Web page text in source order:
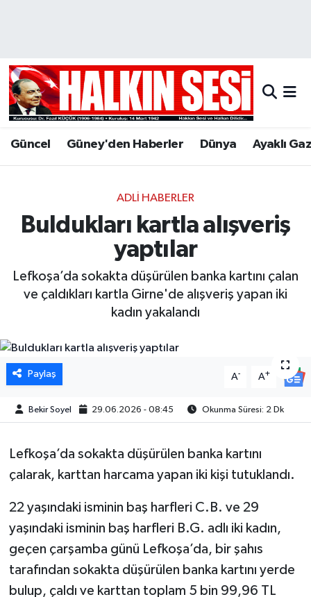
Güncel Güney'den Haberler Dünya Ayaklı
ADLI HABERLER
Buldukları kartla alışveriş
yaptılar
Lefkoşa’da sokakta düşürülen banka kartını çalan
ve çaldıkları kartla Girne'de alışveriş yapan iki
kadın yakalandı
Paylaş A- A+
Bekir Soyel 29.06.2026 - 08:45 Okunma Süresi: 2 Dk
Lefkoşa’da sokakta düşürülen banka kartını
çalarak, karttan harcama yapan iki kişi tutuklandı.
22 yaşındaki isminin baş harfleri C.B. ve 29
yaşındaki isminin baş harfleri B.G. adlı iki kadın,
geçen çarşamba günü Lefkoşa’da, bir şahıs
tarafından sokakta düşürülen banka kartını yerde
bulup, çaldı ve karttan toplam 5 bin 99,96 TL
Hava Durumu
Trafik Durumu
Tüm Manşetler
Son Dakika Haberleri